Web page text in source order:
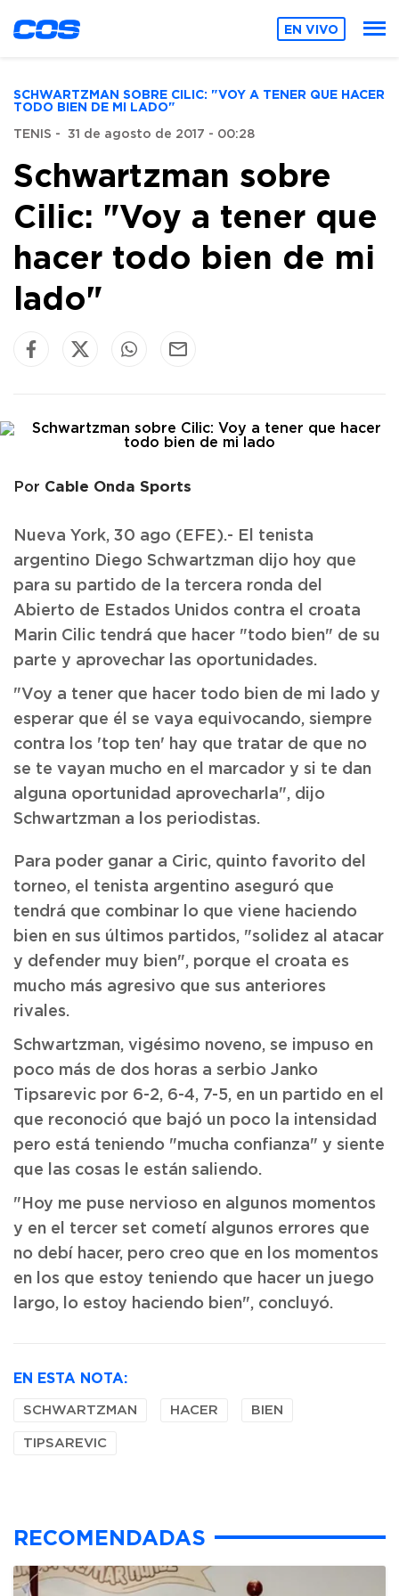
EN VIVO
SCHWARTZMAN SOBRE CILIC: "VOY A TENER QUE HACER
TODO BIEN DE MI LADO"
TENIS - 31 de agosto de 2017 - 00:28
Schwartzman sobre
Cilic: "Voy a tener que
hacer todo bien de mi
lado"
Por Cable Onda Sports
Nueva York, 30 ago (EFE).- El tenista
argentino Diego Schwartzman dijo hoy que
para su partido de la tercera ronda del
Abierto de Estados Unidos contra el croata
Marin Cilic tendrá que hacer "todo bien" de su
parte y aprovechar las oportunidades.
"Voy a tener que hacer todo bien de mi lado y
esperar que él se vaya equivocando, siempre
contra los 'top ten' hay que tratar de que no
se te vayan mucho en el marcador y si te dan
alguna oportunidad aprovecharla", dijo
Schwartzman a los periodistas.
Para poder ganar a Ciric, quinto favorito del
torneo, el tenista argentino aseguró que
tendrá que combinar lo que viene haciendo
bien en sus últimos partidos, "solidez al atacar
y defender muy bien", porque el croata es
mucho más agresivo que sus anteriores
rivales.
Schwartzman, vigésimo noveno, se impuso en
poco más de dos horas a serbio Janko
Tipsarevic por 6-2, 6-4, 7-5, en un partido en el
que reconoció que bajó un poco la intensidad
pero está teniendo "mucha confianza" y siente
que las cosas le están saliendo.
"Hoy me puse nervioso en algunos momentos
y en el tercer set cometí algunos errores que
no debí hacer, pero creo que en los momentos
en los que estoy teniendo que hacer un juego
largo, lo estoy haciendo bien", concluyó.
EN ESTA NOTA:
SCHWARTZMAN HACER BIEN
TIPSAREVIC
RECOMENDADAS